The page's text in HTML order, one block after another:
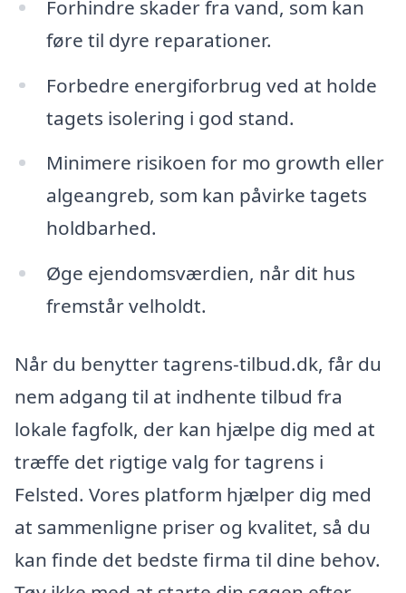
Forhindre skader fra vand, som kan
føre til dyre reparationer.
Forbedre energiforbrug ved at holde
tagets isolering i god stand.
Minimere risikoen for mo growth eller
algeangreb, som kan påvirke tagets
holdbarhed.
Øge ejendomsværdien, når dit hus
fremstår velholdt.
Når du benytter tagrens-tilbud.dk, får du
nem adgang til at indhente tilbud fra
lokale fagfolk, der kan hjælpe dig med at
træffe det rigtige valg for tagrens i
Felsted. Vores platform hjælper dig med
at sammenligne priser og kvalitet, så du
kan finde det bedste firma til dine behov.